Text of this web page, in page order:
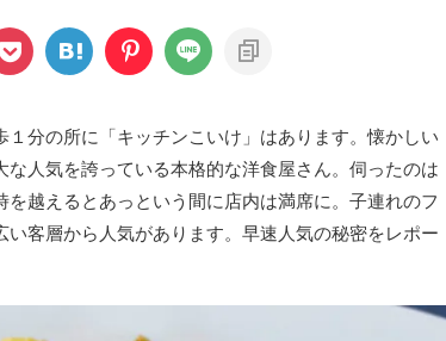
１分の所に「キッチンこいけ」はあります。懐かしい
人気を誇っている本格的な洋食屋さん。伺ったのは
越えるとあっという間に店内は満席に。子連れのフ
客層から人気があります。早速人気の秘密をレポー